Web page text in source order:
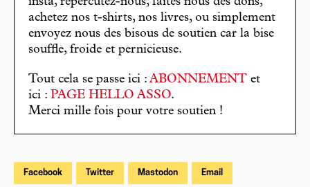
achetez nos t-shirts, nos livres, ou simplement
envoyez nous des bisous de soutien car la bise
souffle, froide et pernicieuse.
Tout cela se passe ici : ABONNEMENT et
ici : PAGE HELLO ASSO.
Merci mille fois pour votre soutien !
Facebook Twitter Mastodon Email